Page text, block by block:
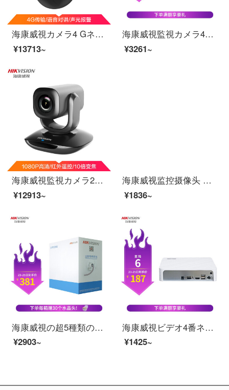
海康威視カメラ4 Gネットレス監視ボール機ハイビジョンネットワークボールは4 G長距離対談350度水平回転DS-2 DC 3 A 20 IW-D/GMTをサポートします。
¥13713~
海康威視監視カメラ400万光星級録音可能ネットケーブル供給室内半球赤外線夜間テレビモニターDS-2346 FWD-S 2.8 MM
¥3261~
海康威視監視カメラ200万1080 P生放送カメラ高清会議ビデオネットワークコース長距離ビデオ会議カメラ雲台回転カメラU 102 D
¥12913~
海康威视监控摄像头 室内网络高清监控器安防监控设备套装探头130万非poeDS-2CD1311D-I 6mm
¥1836~
海康威視の超5種類のネットの線の工事級の無酸素の銅の箱の線の百兆ネットは福禄克のツイストペアの工事を過ぎて監視します。
¥2903~
海康威視ビデオ4番ネットワークモニタホストハードディスクビデオモニタレコーダーHD NVR DS-704 N-F 1（B）は標準装備です。
¥1425~